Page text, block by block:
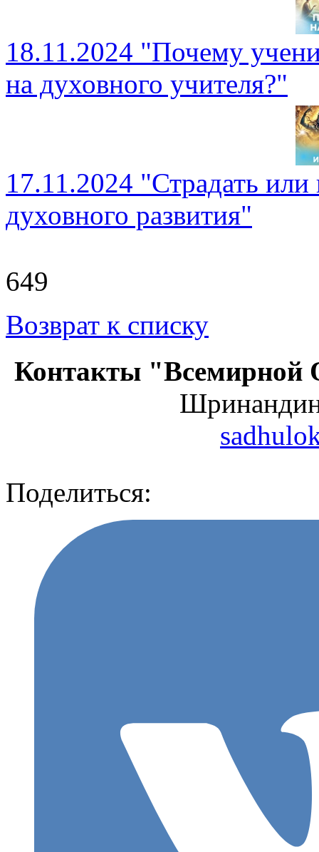
18.11.2024 "Почему
на духовного учителя?"
17.11.2024 "Страдать или
духовного развития"
649
Возврат к списку
Контакты
Поделиться: